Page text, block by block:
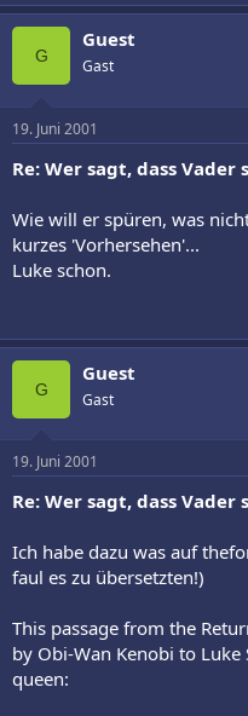
G
Guest
Gast
19. Juni 2001
Re: Wer sagt, dass
Wie will er spüren, was
kurzes 'Vorhersehen'...
Luke schon.
G
Guest
Gast
19. Juni 2001
Re: Wer sagt, dass
Ich habe dazu was auf
faul es zu übersetzten!)
This passage from the
by Obi-Wan Kenobi to
queen: